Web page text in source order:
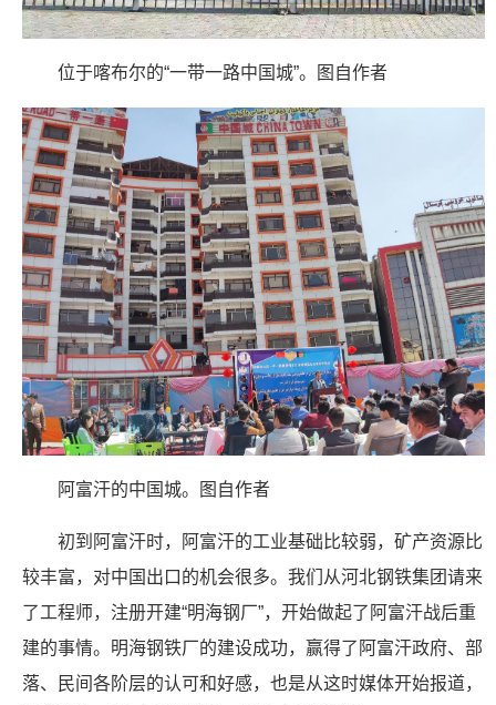
位于喀布尔的“一带一路中国城”。图自作者
阿富汗的中国城。图自作者
初到阿富汗时，阿富汗的工业基础比较弱，矿产资源比
较丰富，对中国出口的机会很多。我们从河北钢铁集团请来
了工程师，注册开建“明海钢厂”，开始做起了阿富汗战后重
建的事情。明海钢铁厂的建设成功，赢得了阿富汗政府、部
落、民间各阶层的认可和好感，也是从这时媒体开始报道，